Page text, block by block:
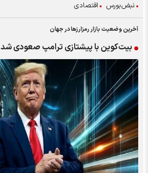
نبض‌بورس اقتصادی
آخرین وضعیت بازار رمزارزها در جهان
بیت‌کوین با پیشتازی ترامپ صعودی شد